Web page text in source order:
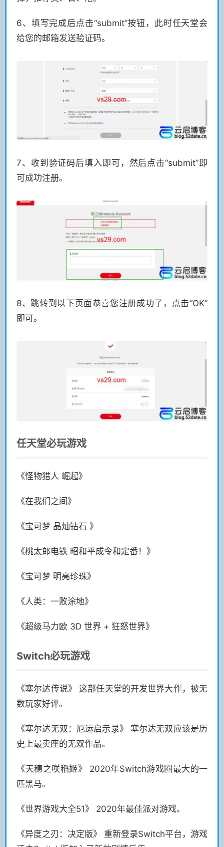
6、填写完成后点击“submit”按钮，此时任天堂会
给您的邮箱发送验证码。
7、收到验证码后填入即可，然后点击“submit”即
可成功注册。
8、跳转到以下页面恭喜您注册成功了，点击“OK”
即可。
任天堂必玩游戏
《怪物猎人 崛起》
《在我们之间》
《宝可梦 晶灿钻石 》
《桃太郎电铁 昭和平成令和定番！》
《宝可梦 明亮珍珠》
《人类：一败涂地》
《超级马力欧 3D 世界 + 狂怒世界》
Switch必玩游戏
《塞尔达传说》 这部任天堂的开发世界大作，被无
数玩家好评。
《塞尔达无双：厄运启示录》 塞尔达无双应该是历
史上最卖座的无双作品。
《天穗之咲稻姬》 2020年Switch游戏圈最大的一
匹黑马。
《世界游戏大全51》 2020年最佳派对游戏。
《异度之刃：决定版》 重新登录Switch平台，游戏